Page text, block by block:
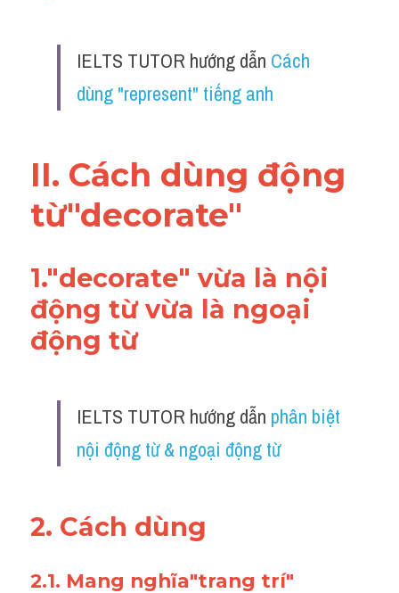
IELTS TUTOR hướng dẫn Cách
dùng "represent" tiếng anh
II. Cách dùng động
từ"decorate"
1."decorate" vừa là nội
động từ vừa là ngoại
động từ
IELTS TUTOR hướng dẫn phân biệt
nội động từ & ngoại động từ
2. Cách dùng
2.1. Mang nghĩa"trang trí"